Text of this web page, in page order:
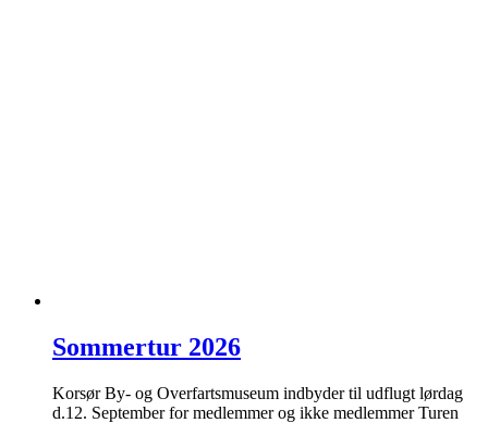
Sommertur 2026
Korsør By- og Overfartsmuseum indbyder til udflugt lørdag
d.12. September for medlemmer og ikke medlemmer Turen